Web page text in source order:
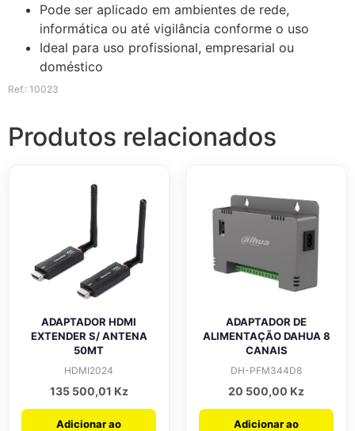
Pode ser aplicado em ambientes de rede,
informática ou até vigilância conforme o uso
Ideal para uso profissional, empresarial ou
doméstico
Ref.: 10023
Produtos relacionados
ADAPTADOR HDMI
EXTENDER S/ ANTENA
50MT
HDMI2024
135 500,01 Kz
Adicionar ao
ADAPTADOR DE
ALIMENTAÇÃO DAHUA 8
CANAIS
DH-PFM344D8
20 500,00 Kz
Adicionar ao